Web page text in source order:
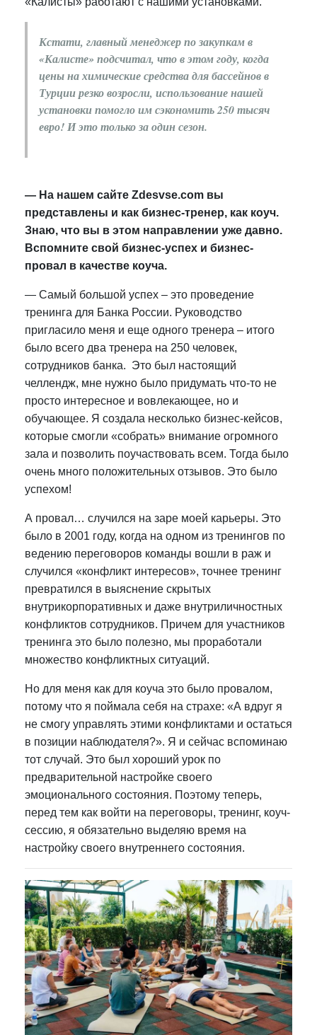
Кстати, главный менеджер по закупкам в
«Калисте» подсчитал, что в этом году, когда
цены на химические средства для бассейнов в
Турции резко возросли, использование нашей
установки помогло им сэкономить 250 тысяч
евро! И это только за один сезон.
— На нашем сайте Zdesvse.com вы
представлены и как бизнес-тренер, как коуч.
Знаю, что вы в этом направлении уже давно.
Вспомните свой бизнес-успех и бизнес-
провал в качестве коуча.
— Самый большой успех – это проведение
тренинга для Банка России. Руководство
пригласило меня и еще одного тренера – итого
было всего два тренера на 250 человек,
сотрудников банка. Это был настоящий
челлендж, мне нужно было придумать что-то не
просто интересное и вовлекающее, но и
обучающее. Я создала несколько бизнес-кейсов,
которые смогли «собрать» внимание огромного
зала и позволить поучаствовать всем. Тогда было
очень много положительных отзывов. Это было
успехом!
А провал… случился на заре моей карьеры. Это
было в 2001 году, когда на одном из тренингов по
ведению переговоров команды вошли в раж и
случился «конфликт интересов», точнее тренинг
превратился в выяснение скрытых
внутрикорпоративных и даже внутриличностных
конфликтов сотрудников. Причем для участников
тренинга это было полезно, мы проработали
множество конфликтных ситуаций.
Но для меня как для коуча это было провалом,
потому что я поймала себя на страхе: «А вдруг я
не смогу управлять этими конфликтами и остаться
в позиции наблюдателя?». Я и сейчас вспоминаю
тот случай. Это был хороший урок по
предварительной настройке своего
эмоционального состояния. Поэтому теперь,
перед тем как войти на переговоры, тренинг, коуч-
сессию, я обязательно выделяю время на
настройку своего внутреннего состояния.